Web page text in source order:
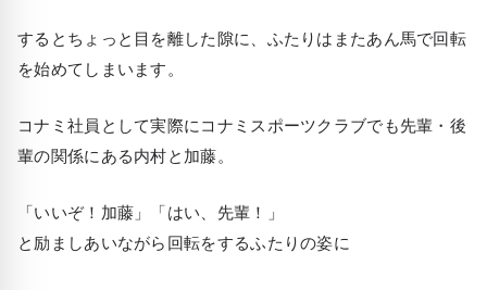
するとちょっと目を離した隙に、ふたりはまたあん馬で回転
を始めてしまいます。
コナミ社員として実際にコナミスポーツクラブでも先輩・後
輩の関係にある内村と加藤。
「いいぞ！加藤」「はい、先輩！」
と励ましあいながら回転をするふたりの姿に